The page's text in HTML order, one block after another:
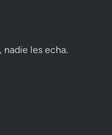
nadie les echa.